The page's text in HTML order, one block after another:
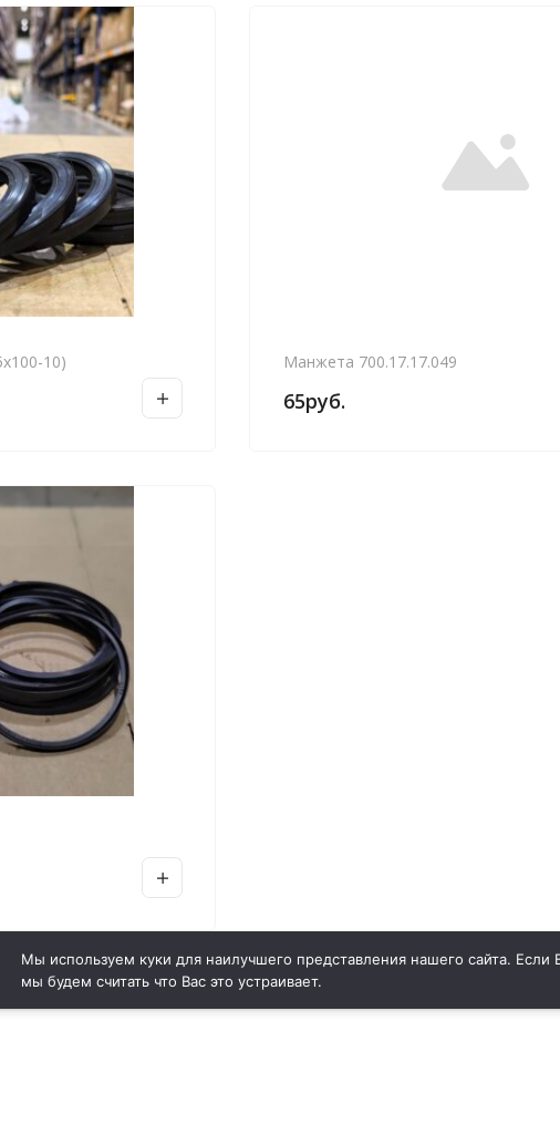
10) Манжета 700.17.17.049
65руб.
Мы используем куки для наилучшего представления нашего сайта. Если
мы будем считать что Вас это устраивает.